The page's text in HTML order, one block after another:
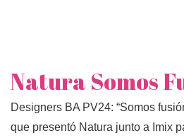
Natura Somos
Designers BA PV24: “Somos
que presentó Natura junto a Imix